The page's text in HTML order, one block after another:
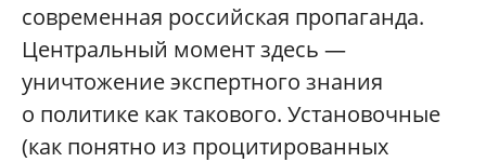
современная российская пропаганда.
Центральный момент здесь —
уничтожение экспертного знания
о политике как такового. Установочные
(как понятно из процитированных